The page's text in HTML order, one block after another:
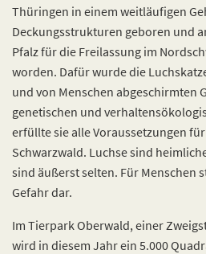
Thüringen in einem weitläufigen
Deckungsstrukturen geboren und
Pfalz für die Freilassung im
worden. Dafür wurde die
und von Menschen abgeschirmten
genetischen und
erfüllte sie alle Voraussetzungen
Schwarzwald. Luchse sind
sind äußerst selten. Für Menschen
Gefahr dar.
Im Tierpark Oberwald, einer
wird in diesem Jahr ein 5.000